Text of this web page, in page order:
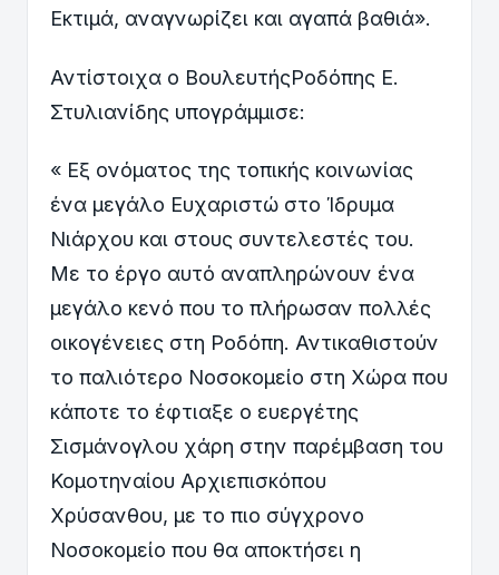
Εκτιμά, αναγνωρίζει και αγαπά βαθιά».
Αντίστοιχα ο ΒουλευτήςΡοδόπης Ε.
Στυλιανίδης υπογράμμισε:
« Εξ ονόματος της τοπικής κοινωνίας
ένα μεγάλο Ευχαριστώ στο Ίδρυμα
Νιάρχου και στους συντελεστές του.
Με το έργο αυτό αναπληρώνουν ένα
μεγάλο κενό που το πλήρωσαν πολλές
οικογένειες στη Ροδόπη. Αντικαθιστούν
το παλιότερο Νοσοκομείο στη Χώρα που
κάποτε το έφτιαξε ο ευεργέτης
Σισμάνογλου χάρη στην παρέμβαση του
Κομοτηναίου Αρχιεπισκόπου
Χρύσανθου, με το πιο σύγχρονο
Νοσοκομείο που θα αποκτήσει η